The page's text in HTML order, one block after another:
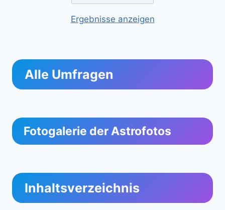
Ergebnisse anzeigen
Alle Umfragen
Fotogalerie der Astrofotos
Inhaltsverzeichnis